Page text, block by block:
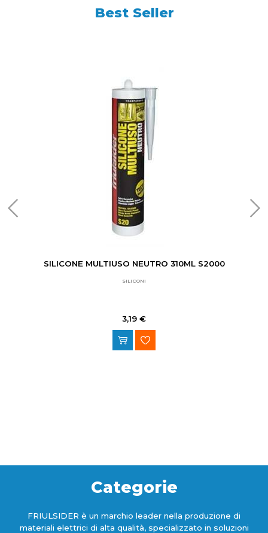
Best Seller
SILICONE MULTIUSO NEUTRO 310ML S2000
SILICONI
3,19 €
Categorie
FRIULSIDER è un marchio leader nella produzione di
materiali elettrici di alta qualità, specializzato in soluzioni